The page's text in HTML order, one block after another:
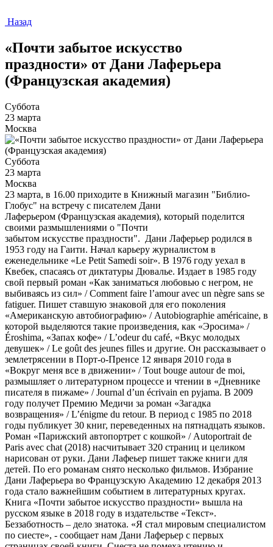
Назад
«Почти забытое искусство
праздности» от Дани Лаферьера
(Французская академия)
Суббота
23 марта
Москва
Суббота
23 марта
Москва
23 марта, в 16.00 приходите в Книжный магазин "Библио-
Глобус" на встречу с писателем Дани
Лаферьером (Французская академия), который поделится
своими размышлениями о "Почти
забытом искусстве праздности". Дани Лаферьер родился в
1953 году на Гаити. Начал карьеру журналистом в
еженедельнике «Le Petit Samedi soir». В 1976 году уехал в
Квебек, спасаясь от диктатуры Дювалье. Издает в 1985 году
свой первый роман «Как заниматься любовью с негром, не
выбиваясь из сил» / Comment faire l’amour avec un nègre sans se
fatiguer. Пишет ставшую знаковой для его поколения
«Американскую автобиографию» / Autobiographie américaine, в
которой выделяются такие произведения, как «Эросима» /
Éroshima, «Запах кофе» / L’odeur du café, «Вкус молодых
девушек» / Le goût des jeunes filles и другие. Он рассказывает о
землетрясении в Порт-о-Пренсе 12 января 2010 года в
«Вокруг меня все в движении» / Tout bouge autour de moi,
размышляет о литературном процессе и чтении в «Дневнике
писателя в пижаме» / Journal d’un écrivain en pyjama. В 2009
году получет Премию Медичи за роман «Загадка
возвращения» / L’énigme du retour. В период с 1985 по 2018
годы публикует 30 книг, переведенных на пятнадцать языков.
Роман «Парижский автопортрет с кошкой» / Autoportrait de
Paris avec chat (2018) насчитывает 320 страниц и целиком
нарисован от руки. Дани Лафеьер пишет также книги для
детей. По его романам снято несколько фильмов. Избрание
Дани Лаферьера во Французскую Академию 12 декабря 2013
года стало важнейшим событием в литературных кругах.
Книга «Почти забытое искусство праздности» вышла на
русском языке в 2018 году в издательстве «Текст».
Беззаботность – дело знатока. «Я стал мировым специалистом
по сиесте», - сообщает нам Дани Лаферьер с первых